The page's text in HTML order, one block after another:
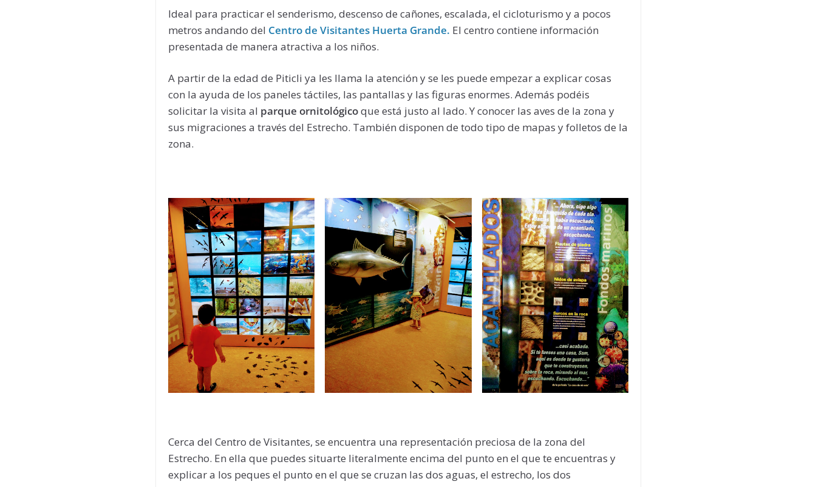
Ideal para practicar el senderismo, descenso de cañones, escalada, el cicloturismo y a pocos
metros andando del Centro de Visitantes Huerta Grande. El centro contiene información
presentada de manera atractiva a los niños.
A partir de la edad de Piticli ya les llama la atención y se les puede empezar a explicar cosas
con la ayuda de los paneles táctiles, las pantallas y las figuras enormes. Además podéis
solicitar la visita al parque ornitológicoque está justo al lado. Y conocer las aves de la zona y
sus migraciones a través del Estrecho. También disponen de todo tipo de mapas y folletos de la
zona.
Cerca del Centro de Visitantes, se encuentra una representación preciosa de la zona del
Estrecho. En ella que puedes situarte literalmente encima del punto en el que te encuentras y
explicar a los peques el punto en el que se cruzan las dos aguas, el estrecho, los dos